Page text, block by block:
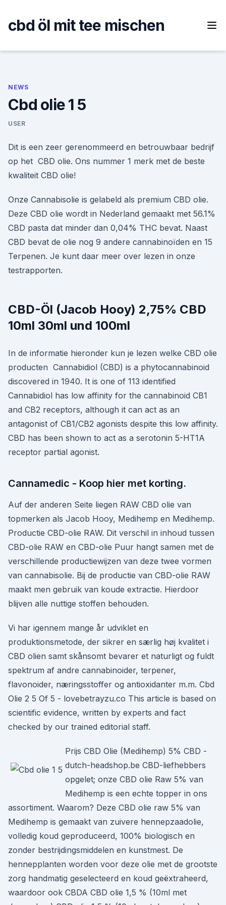
content
cbd öl mit tee mischen
NEWS
Cbd olie 1 5
USER
Dit is een zeer gerenommeerd en betrouwbaar bedrijf
op het CBD olie. Ons nummer 1 merk met de beste
kwaliteit CBD olie!
Onze Cannabisolie is gelabeld als premium CBD olie.
Deze CBD olie wordt in Nederland gemaakt met 56.1%
CBD pasta dat minder dan 0,04% THC bevat. Naast
CBD bevat de olie nog 9 andere cannabinoïden en 15
Terpenen. Je kunt daar meer over lezen in onze
testrapporten.
CBD-Öl (Jacob Hooy) 2,75% CBD
10ml 30ml und 100ml
In de informatie hieronder kun je lezen welke CBD olie
producten Cannabidiol (CBD) is a phytocannabinoid
discovered in 1940. It is one of 113 identified
Cannabidiol has low affinity for the cannabinoid CB1
and CB2 receptors, although it can act as an
antagonist of CB1/CB2 agonists despite this low affinity.
CBD has been shown to act as a serotonin 5-HT1A
receptor partial agonist.
Cannamedic - Koop hier met korting.
Auf der anderen Seite liegen RAW CBD olie van
topmerken als Jacob Hooy, Medihemp en Medihemp.
Productie CBD-olie RAW. Dit verschil in inhoud tussen
CBD-olie RAW en CBD-olie Puur hangt samen met de
verschillende productiewijzen van deze twee vormen
van cannabisolie. Bij de productie van CBD-olie RAW
maakt men gebruik van koude extractie. Hierdoor
blijven alle nuttige stoffen behouden.
Vi har igennem mange år udviklet en
produktionsmetode, der sikrer en særlig høj kvalitet i
CBD olien samt skånsomt bevarer et naturligt og fuldt
spektrum af andre cannabinoider, terpener,
flavonoider, næringsstoffer og antioxidanter m.m. Cbd
Olie 2 5 Of 5 - lovebetrayzu.co This article is based on
scientific evidence, written by experts and fact
checked by our trained editorial staff.
Prijs CBD Olie (Medihemp) 5% CBD -
dutch-headshop.be CBD-liefhebbers
opgelet; onze CBD olie Raw 5% van
Medihemp is een echte topper in ons
assortiment. Waarom? Deze CBD olie raw 5% van
Medihemp is gemaakt van zuivere hennepzaadolie,
volledig koud geproduceerd, 100% biologisch en
zonder bestrijdingsmiddelen en kunstmest. De
hennepplanten worden voor deze olie met de grootste
zorg handmatig geselecteerd en koud geëxtraheerd,
waardoor ook CBDA CBD olie 1,5 % (10ml met